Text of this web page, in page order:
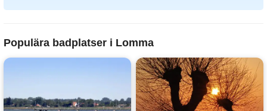
Populära badplatser i Lomma